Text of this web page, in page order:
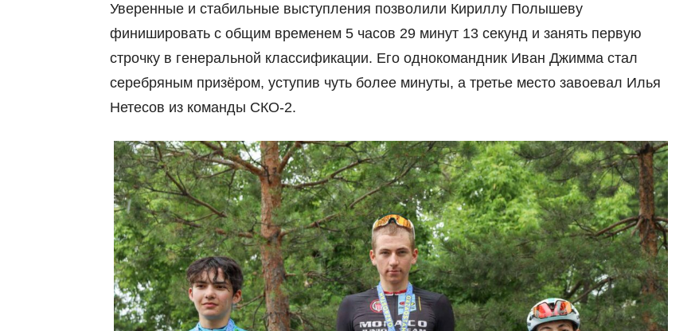
Уверенные и стабильные выступления позволили Кириллу Полышеву
финишировать с общим временем 5 часов 29 минут 13 секунд и занять первую
строчку в генеральной классификации. Его однокомандник Иван Джимма стал
серебряным призёром, уступив чуть более минуты, а третье место завоевал Илья
Нетесов из команды СКО-2.